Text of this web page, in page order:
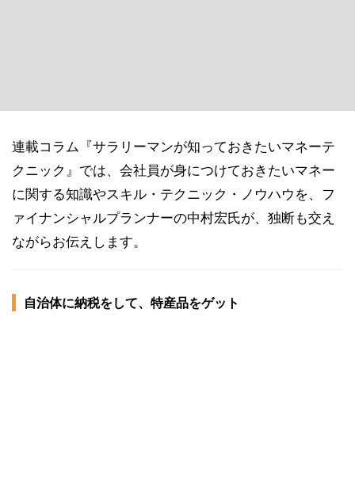
連載コラム『サラリーマンが知っておきたいマネーテ
クニック』では、会社員が身につけておきたいマネー
に関する知識やスキル・テクニック・ノウハウを、フ
ァイナンシャルプランナーの中村宏氏が、独断も交え
ながらお伝えします。
自治体に納税をして、特産品をゲット